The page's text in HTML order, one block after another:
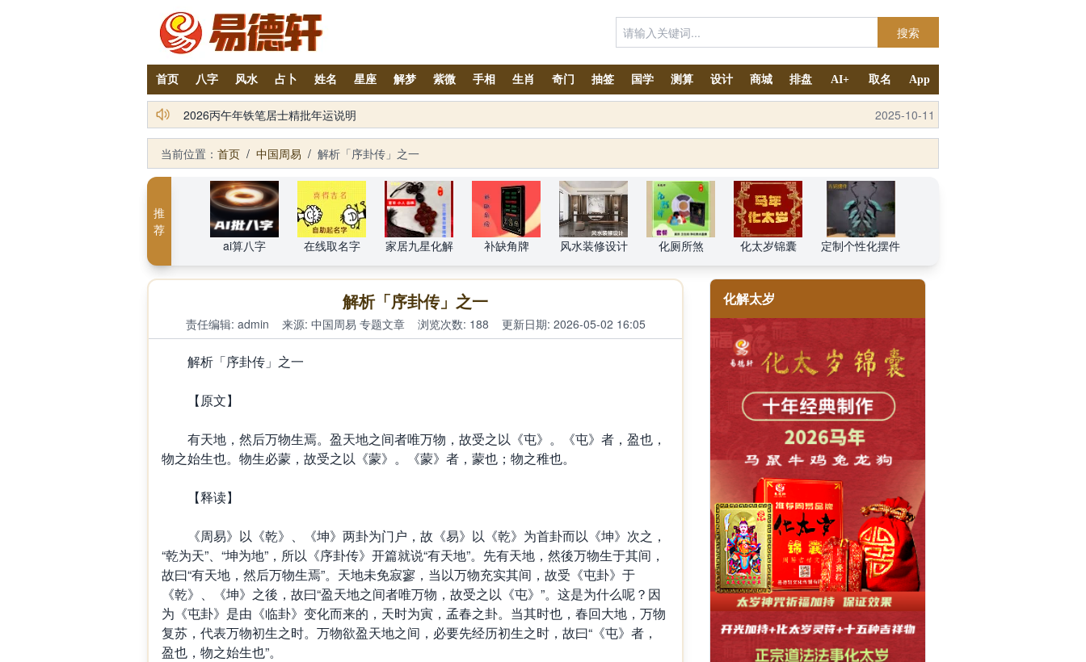
搜索
首页 八字 风水 占卜 姓名 星座 解梦 紫微 手相 生肖 奇门 抽签 国学 测算 设计 商城 排盘 AI+ 取名 App
2026丙午年铁笔居士精批年运说明 2025-10-11
当前位置： 首页 / 中国周易 / 解析「序卦传」之一
推
荐
ai算八字
在线取名字 家居九星化解 补缺角牌 风水装修设计 化厕所煞 化太岁锦囊 定制个性化摆件
解析「序卦传」之一
责任编辑: admin 来源: 中国周易 专题文章 浏览次数: 188 更新日期: 2026-05-02 16:05
解析「序卦传」之一
【原文】
有天地，然后万物生焉。盈天地之间者唯万物，故受之以《屯》。《屯》者，盈也，
物之始生也。物生必蒙，故受之以《蒙》。《蒙》者，蒙也；物之稚也。
【释读】
《周易》以《乾》、《坤》两卦为门户，故《易》以《乾》为首卦而以《坤》次之，
“乾为天”、“坤为地”，所以《序卦传》开篇就说“有天地”。先有天地，然後万物生于其间，
故曰“有天地，然后万物生焉”。天地未免寂寥，当以万物充实其间，故受《屯卦》于
《乾》、《坤》之後，故曰“盈天地之间者唯万物，故受之以《屯》”。这是为什么呢？因
为《屯卦》是由《临卦》变化而来的，天时为寅，孟春之卦。当其时也，春回大地，万物
复苏，代表万物初生之时。万物欲盈天地之间，必要先经历初生之时，故曰“《屯》者，
盈也，物之始生也”。
化解太岁